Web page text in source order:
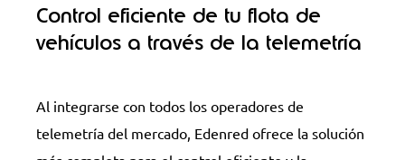
Control eficiente de tu flota de
vehículos a través de la telemetría
Al integrarse con todos los operadores de
telemetría del mercado, Edenred ofrece la solución